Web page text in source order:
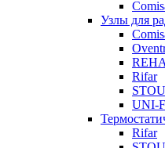
Узлы для
Rifar
UNI-
Rifar